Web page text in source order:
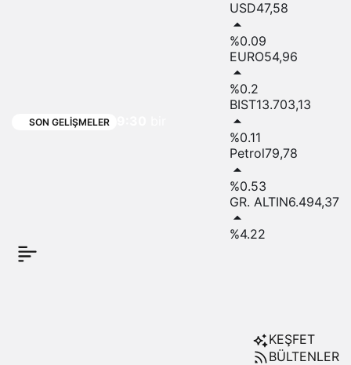
SON GELIŞMELER
USD47,58
%0.09
EURO54,96
%0.2
BIST13.703,13
%0.11
Petrol79,78
%0.53
GR. ALTIN6.494,37
%4.22
KEŞFET
BÜLTENLER